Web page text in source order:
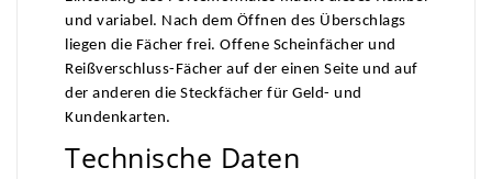
und variabel. Nach dem Öffnen des Überschlags
liegen die Fächer frei. Offene Scheinfächer und
Reißverschluss-Fächer auf der einen Seite und auf
der anderen die Steckfächer für Geld- und
Kundenkarten.
Technische Daten